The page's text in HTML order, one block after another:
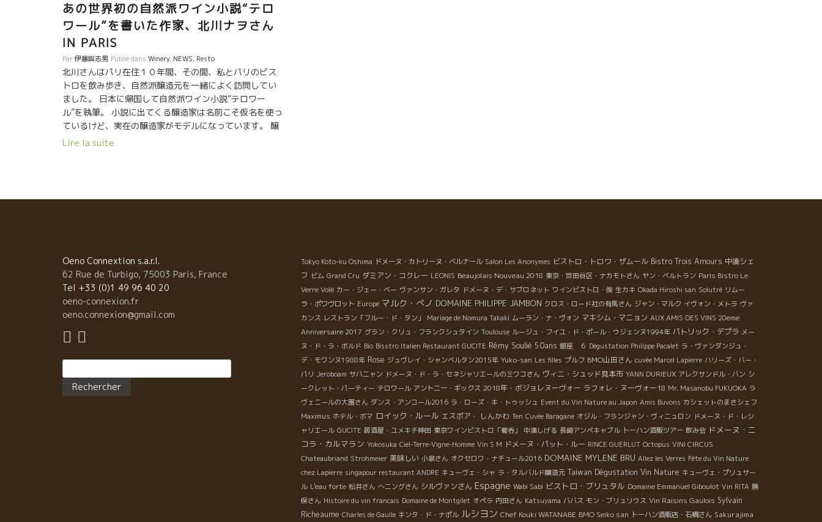
あの世界初の自然派ワイン小説“テロ
ワール”を書いた作家、北川ナヲさん
IN PARIS
Par伊藤與志男 Publié dans Winery, NEWS, Resto
北川さんはパリ在住１０年間、その間、私とパリのビス
トロを飲み歩き、自然派醸造元を一緒によく訪問してい
ました。 日本に帰国して自然派ワイン小説“テロワー
ル”を執筆。 小説に出てくる醸造家は名前こそ仮名を使っ
ているけど、実在の醸造家がモデルになっています。 醸
造家のことをよく知っている人が読めば、アッ！これは
さんが書いた小説です。面白いよ！！ 久々に一緒にビス
トロCoinstot Vinoコワンスト・ヴィノにやって来た。
ここには、いつも誰か自然派ワイン飲んべが集まってい
る。 いきなりラングロールのラ・ピエール・ショードの
マグナムを開けた。 マグナム一本では足りなくニコラ・
も開けた。 イヤー！美味しかった。 イヤー！楽しかっ
紹介・販売してやってください。 私のお勧めです。
モデルになった醸造家ブラインドクイズも面白いです
Lire la suite
Oeno Connextion s.a.r.l.
62 Rue de Turbigo, 75003 Paris, France
Tel +33 (0)1 49 96 40 20
oeno-connexion.fr
oeno.connexion@gmail.com
Tokyo Koto-ku Oshima ドメーヌ・カトリーヌ・ベルナール Salon Les Anonymes ビストロ・トロワ・ザムール Bistro Trois Amours 中湊シェ
フ ビム Grand Cru ダミアン・コクレー LEONIS Beaujolais Nouveau 2018 東京・世田谷区・ナカモトさん ヤン・ベルトラン Paris Bistro Le
Verre Volé カー・ジェー・ベー ヴァンサン・ガレタ ドメーヌ・デ・サブロネット ワインビストロ・俊 生カキ Okada Hiroshi san Solutré リムー
ラ・ポワヴロット Europe マルク・ぺノ DOMAINE PHILIPPE JAMBON クロス・ロード社の有馬さん ジャン・マルク イヴォン・メトラ ヴァ
カンス レストラン「フルー・ド・タン」 Mariage de Nomura Takaki ムーラン・ナ・ヴォン マキシム・マニョン AUX AMIS DES VINS 20eme
Anniversaire 2017 グラン・クリュ・フランクシュタイン Toulouse ルージュ・フイユ・ド・ポール・ウジェンヌ1994年 パトリック・デプラ メー
ヌ・ド・ラ・ボルド Bio Bisstro Italien Restaurant GUCITE Rémy Soulié 50ans 銀座 ６ Dégustation Philippe Pacalet ラ・ヴァンダンジュ・
デ・モワンヌ1988年 Rose ジュヴレイ・シャンベルタン2015年 Yuko-san Les filles プルフ BMO山田さん cuvée Marcel Lapierre ハリーズ・バー・
パリ Jeroboam サバニャン ドメーヌ・ド・ラ・セネシャリエールのミワコさん ヴィニ・シュッド見本市 YANN DURIEUX アレクサンドル・バン シ
ークレット・パーティー テロワール アントニー・ギックス 2018年・ボジョレヌーヴォー ラフォレ・ヌーヴォー18 Mr. Masanobu FUKUOKA ラ
ヴェニールの大園さん ダンス・アンコール2016 ラ・ローズ・キ・トゥッシュ Event du Vin Nature au Japon Amis Buvons カシェットのまさシェフ
Maximus ホテル・ボマ ロイック・ルール エスポア・ しんかわ Ten Cuvée Baragane オジル・フランジャン・ヴィニュロン ドメーヌ・ド・レシ
ャリエール GUCITE 居酒屋・ユメキチ神田 東京ワインビストロ「葡呑」 中湊しげる 長崎アンペキャブル トーハン酒販ツアー 飲み会 ドメーヌ・ニ
コラ・カルマラン Yokosuka Ciel-Terre-Vigne-Homme Vin S M ドメーヌ・パット・ルー RINCE GUERLUT Octopus VINI CIRCUS
Chateaubriand Strohmeier 美味しい 小泉さん オクセロワ・ナチュール2016 DOMAINE MYLENE BRU Allez les Verres Fête du Vin Nature
chez Lapierre singapour restaurant ANDRE キューヴェ・シャ ラ・タルバルド醸造元 Taiwan Dégustation Vin Nature キューヴェ・プリュサー
ル L'eau forte 松井さん へニングさん シルヴァンさん Espagne Wabi Sabi ビストロ・ブリュタル Domaine Emmanuel Giboulot Vin RITA 勝
俣さん Histoire du vin francais Domaine de Montgilet オペラ 内田さん Katsuyama ババス モン・ブリュリウス Vin Raisins Gaulois Sylvain
Richeaume Charles de Gaulle キンタ・ド・ナポル ルシヨン Chef Kouki WATANABE BMO Seiko san トーハン酒販店・石橋さん Sakurajima